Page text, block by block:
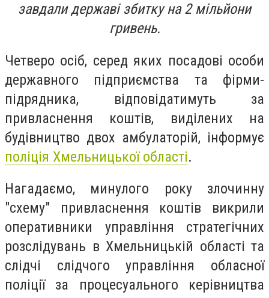
завдали державі збитку на 2 мільйони
гривень.
Четверо осіб, серед яких посадові особи
державного підприємства та фірми-
підрядника, відповідатимуть за
привласнення коштів, виділених на
будівництво двох амбулаторій, інформує
поліція Хмельницької області.
Нагадаємо, минулого року злочинну
"схему" привласнення коштів викрили
оперативники управління стратегічних
розслідувань в Хмельницькій області та
слідчі слідчого управління обласної
поліції за процесуального керівництва